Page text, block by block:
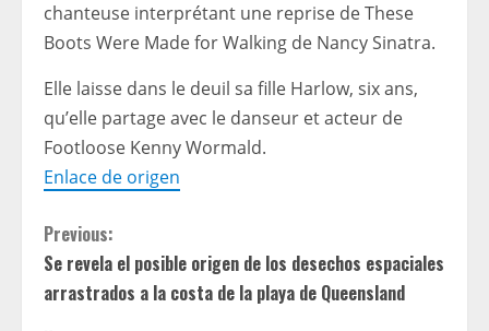
chanteuse interprétant une reprise de These
Boots Were Made for Walking de Nancy Sinatra.
Elle laisse dans le deuil sa fille Harlow, six ans,
qu’elle partage avec le danseur et acteur de
Footloose Kenny Wormald.
Enlace de origen
C
o
Previous:
Se revela el posible origen de los desechos espaciales
arrastrados a la costa de la playa de Queensland